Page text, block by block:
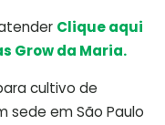
Clique aqui
Grow da Maria.
cultivo de
sede em São Paulo